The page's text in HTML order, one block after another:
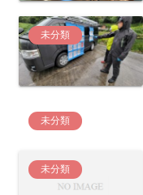
未分類
未分類
未分類